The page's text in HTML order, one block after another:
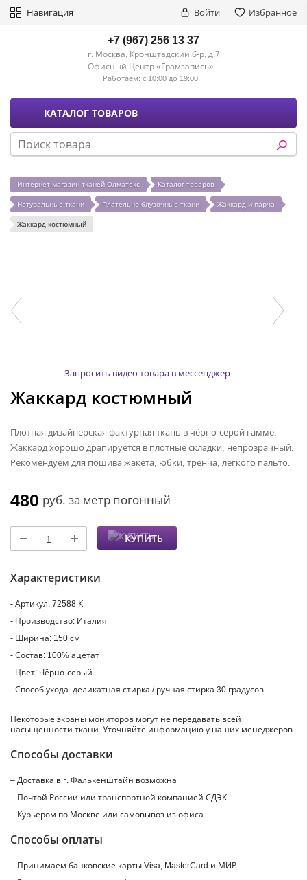
Навигация Войти Избранное
+7 (967) 256 13 37
г. Москва, Кронштадский б-р, д.7
Офисный Центр «Грамзапись»
Работаем: с 10:00 до 19:00
КАТАЛОГ ТОВАРОВ
Интернет-магазин тканей Олматекс Каталог товаров
Натуральные ткани Плательно-блузочные ткани Жаккард и парча
Жаккард костюмный
Запросить видео товара в мессенджер
Жаккард костюмный
Плотная дизайнерская фактурная ткань в чёрно-серой гамме.
Жаккард хорошо драпируется в плотные складки, непрозрачный.
Рекомендуем для пошива жакета, юбки, тренча, лёгкого пальто.
480 руб. за метр погонный
КУПИТЬ
Характеристики
- Артикул: 72588 К
- Производство: Италия
- Ширина: 150 см
- Состав: 100% ацетат
- Цвет: Чёрно-серый
- Способ ухода: деликатная стирка / ручная стирка 30 градусов
Некоторые экраны мониторов могут не передавать всей
насыщенности ткани. Уточняйте информацию у наших менеджеров.
Способы доставки
– Доставка в г.Фалькенштайн возможна
– Почтой России или транспортной компанией СДЭК
– Курьером по Москве или самовывоз из офиса
Способы оплаты
– Принимаем банковские карты Visa, MasterCard и МИР